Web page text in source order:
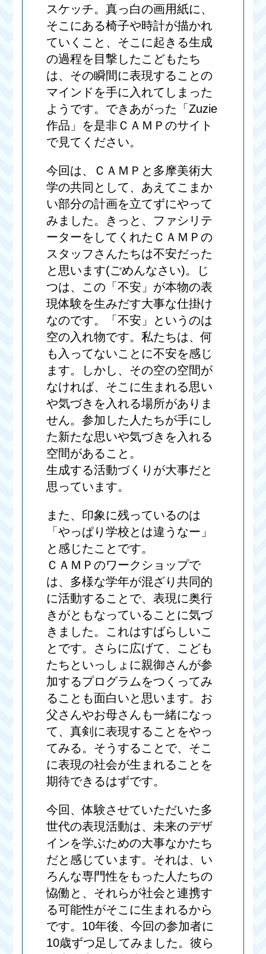
スケッチ。真っ白の画用紙に、
そこにある椅子や時計が描かれ
ていくこと、そこに起きる生成
の過程を目撃したこどもたち
は、その瞬間に表現することの
マインドを手に入れてしまった
ようです。できあがった「Zuzie
作品」を是非ＣＡＭＰのサイト
で見てください。
今回は、ＣＡＭＰと多摩美術大
学の共同として、あえてこまか
い部分の計画を立てずにやって
みました。きっと、ファシリテ
ーターをしてくれたＣＡＭＰの
スタッフさんたちは不安だった
と思います(ごめんなさい)。じ
つは、この「不安」が本物の表
現体験を生みだす大事な仕掛け
なのです。「不安」というのは
空の入れ物です。私たちは、何
も入ってないことに不安を感じ
ます。しかし、その空の空間が
なければ、そこに生まれる思い
や気づきを入れる場所がありま
せん。参加した人たちが手にし
た新たな思いや気づきを入れる
空間があること。
生成する活動づくりが大事だと
思っています。
また、印象に残っているのは
「やっぱり学校とは違うなー」
と感じたことです。
ＣＡＭＰのワークショップで
は、多様な学年が混ざり共同的
に活動することで、表現に奥行
きがともなっていることに気づ
きました。これはすばらしいこ
とです。さらに広げて、こども
たちといっしょに親御さんが参
加するプログラムをつくってみ
ることも面白いと思います。お
父さんやお母さんも一緒になっ
て、真剣に表現することをやっ
てみる。そうすることで、そこ
に表現の社会が生まれることを
期待できるはずです。
今回、体験させていただいた多
世代の表現活動は、未来のデザ
インを学ぶための大事なかたち
だと感じています。それは、い
ろんな専門性をもった人たちの
恊働と、それらが社会と連携す
る可能性がそこに生まれるから
です。10年後、今回の参加者に
10歳ずつ足してみました。彼ら